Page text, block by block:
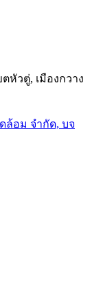
หัวตู่, เมืองกวาง
ล้อม จำกัด, บจ